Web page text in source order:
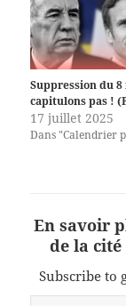
Suppression du 8
capitulons pas !
17 juillet 2025
Dans "Calendrier
En savoir
de la
Subscribe to
Saisissez votre adresse e-mail…